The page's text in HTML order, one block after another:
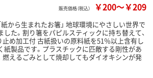
販売価格（税込） ￥200～￥209
から生まれたお箸」 地球環境にやさしい世界で
た。割り箸をパピルスティックに持ち替えて、
め加工付 古紙扱いの原料紙を51％以上含有し
紙製品です。プラスチックに匹敵する剛性があ
燃えるごみとして焼却してもダイオキシンが発